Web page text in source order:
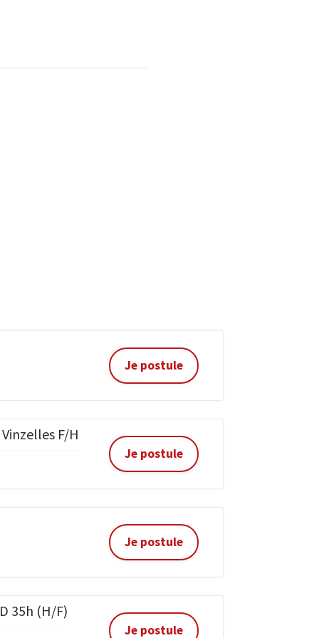
Je postule
F/H
Je postule
Je postule
35h (H/F)
Je postule